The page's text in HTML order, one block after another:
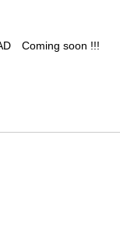
Coming soon !!!